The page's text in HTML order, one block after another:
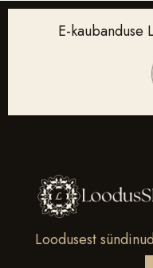
E-kaubanduse
Loodusest